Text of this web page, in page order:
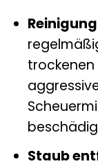
trockenen
Staub